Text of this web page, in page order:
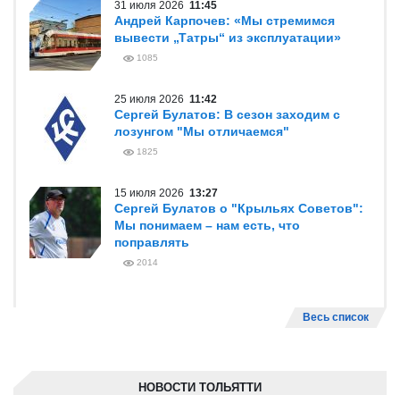
31 июля 2026 11:45
Андрей Карпочев: «Мы стремимся
вывести „Татры“ из эксплуатации»
1085
25 июля 2026 11:42
Сергей Булатов: В сезон заходим с
лозунгом "Мы отличаемся"
1825
15 июля 2026 13:27
Сергей Булатов о "Крыльях Советов":
Мы понимаем – нам есть, что
поправлять
2014
Весь список
НОВОСТИ ТОЛЬЯТТИ